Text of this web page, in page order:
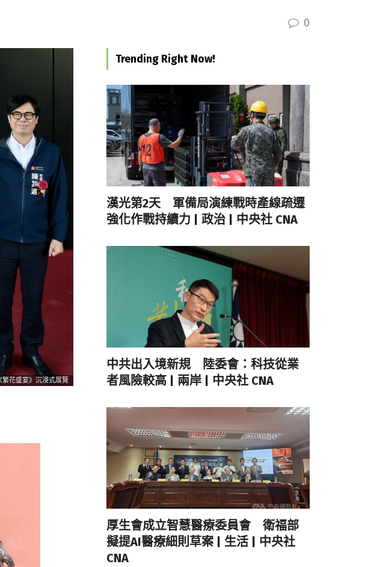
0
花盛宴》沉浸式展覽
Trending Right Now!
漢光第2天 軍備局演練戰時產線疏遷
強化作戰持續力 | 政治 | 中央社 CNA
中共出入境新規 陸委會：科技從業
者風險較高 | 兩岸 | 中央社 CNA
厚生會成立智慧醫療委員會 衛福部
擬提AI醫療細則草案 | 生活 | 中央社
CNA